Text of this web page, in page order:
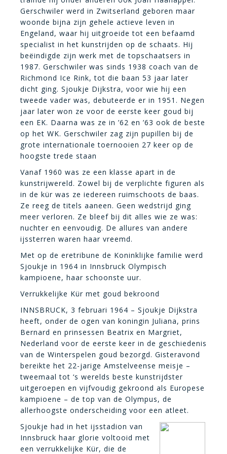
Gerschwiler werd in Zwitserland geboren maar
woonde bijna zijn gehele actieve leven in
Engeland, waar hij uitgroeide tot een befaamd
specialist in het kunstrijden op de schaats. Hij
beëindigde zijn werk met de topschaatsers in
1987. Gerschwiler was sinds 1938 coach van de
Richmond Ice Rink, tot die baan 53 jaar later
dicht ging. Sjoukje Dijkstra, voor wie hij een
tweede vader was, debuteerde er in 1951. Negen
jaar later won ze voor de eerste keer goud bij
een EK. Daarna was ze in ’62 en ’63 ook de beste
op het WK. Gerschwiler zag zijn pupillen bij de
grote internationale toernooien 27 keer op de
hoogste trede staan
Vanaf 1960 was ze een klasse apart in de
kunstrijwereld. Zowel bij de verplichte figuren als
in de kür was ze iedereen ruimschoots de baas.
Ze reeg de titels aaneen. Geen wedstrijd ging
meer verloren. Ze bleef bij dit alles wie ze was:
nuchter en eenvoudig. De allures van andere
ijssterren waren haar vreemd.
Met op de eretribune de Koninklijke familie werd
Sjoukje in 1964 in Innsbruck Olympisch
kampioene, haar schoonste uur.
Verrukkelijke Kür met goud bekroond
INNSBRUCK, 3 februari 1964 – Sjoukje Dijkstra
heeft, onder de ogen van koningin Juliana, prins
Bernard en prinsessen Beatrix en Margriet,
Nederland voor de eerste keer in de geschiedenis
van de Winterspelen goud bezorgd. Gisteravond
bereikte het 22-jarige Amstelveense meisje –
tweemaal tot ‘s werelds beste kunstrijdster
uitgeroepen en vijfvoudig gekroond als Europese
kampioene – de top van de Olympus, de
allerhoogste onderscheiding voor een atleet.
Sjoukje had in het ijsstadion van
Innsbruck haar glorie voltooid met
een verrukkelijke Kür, die de